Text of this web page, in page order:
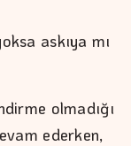
askıya mı
olmadığı
ederken,